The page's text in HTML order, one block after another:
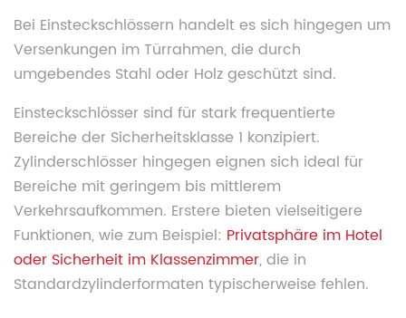
Bei Einsteckschlössern handelt es sich hingegen um
Versenkungen im Türrahmen, die durch
umgebendes Stahl oder Holz geschützt sind.
Einsteckschlösser sind für stark frequentierte
Bereiche der Sicherheitsklasse 1 konzipiert.
Zylinderschlösser hingegen eignen sich ideal für
Bereiche mit geringem bis mittlerem
Verkehrsaufkommen. Erstere bieten vielseitigere
Funktionen, wie zum Beispiel: Privatsphäre im Hotel
oder Sicherheit im Klassenzimmer, die in
Standardzylinderformaten typischerweise fehlen.